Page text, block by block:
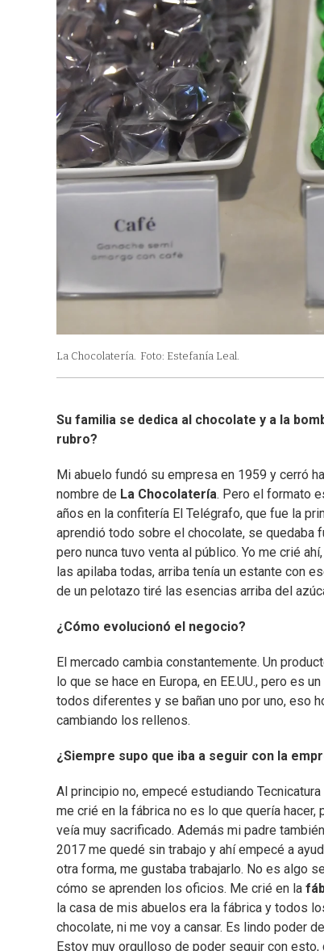
La Chocolatería. Foto: Estefanía Leal.
Su familia se dedica al chocolate y a la
rubro?
Mi abuelo fundó su empresa en 1959 y cerró
nombre de La Chocolatería. Pero el formato
años en la confitería El Telégrafo, que fue la
aprendió todo sobre el chocolate, se quedaba
pero nunca tuvo venta al público. Yo me crié
las apilaba todas, arriba tenía un estante con
de un pelotazo tiré las esencias arriba del
¿Cómo evolucionó el negocio?
El mercado cambia constantemente. Un
lo que se hace en Europa, en EE.UU., pero es
todos diferentes y se bañan uno por uno, eso
cambiando los rellenos.
¿Siempre supo que iba a seguir con la
Al principio no, empecé estudiando
me crié en la fábrica no es lo que quería hacer,
veía muy sacrificado. Además mi padre
2017 me quedé sin trabajo y ahí empecé a
otra forma, me gustaba trabajarlo. No es algo
cómo se aprenden los oficios. Me crié en la
la casa de mis abuelos era la fábrica y todos
chocolate, ni me voy a cansar. Es lindo poder
Estoy muy orgulloso de poder seguir con